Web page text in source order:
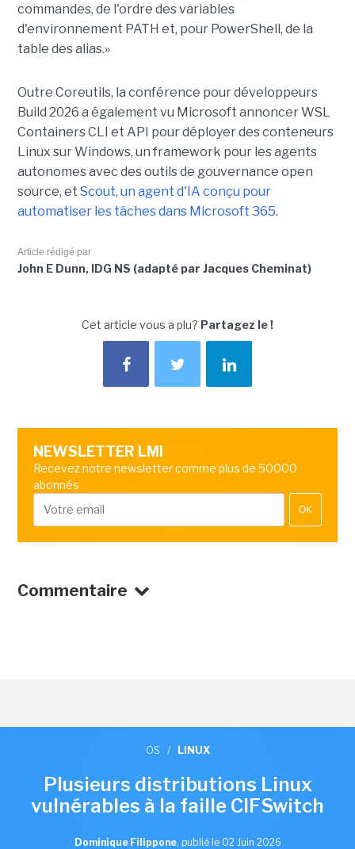
commandes, de l'ordre des variables
d'environnement PATH et, pour PowerShell, de la
table des alias.»
Outre Coreutils, la conférence pour développeurs
Build 2026 a également vu Microsoft annoncer WSL
Containers CLI et API pour déployer des conteneurs
Linux sur Windows, un framework pour les agents
autonomes avec des outils de gouvernance open
source, et Scout, un agent d'IA conçu pour
automatiser les tâches dans Microsoft 365.
Article rédigé par
John E Dunn, IDG NS (adapté par Jacques Cheminat)
Cet article vous a plu? Partagez le !
NEWSLETTER LMI
Recevez notre newsletter comme plus de 50000
abonnés
OK
Commentaire
OS / LINUX
Plusieurs distributions Linux
vulnérables à la faille CIFSwitch
Dominique Filippone, publié le 02 Juin 2026